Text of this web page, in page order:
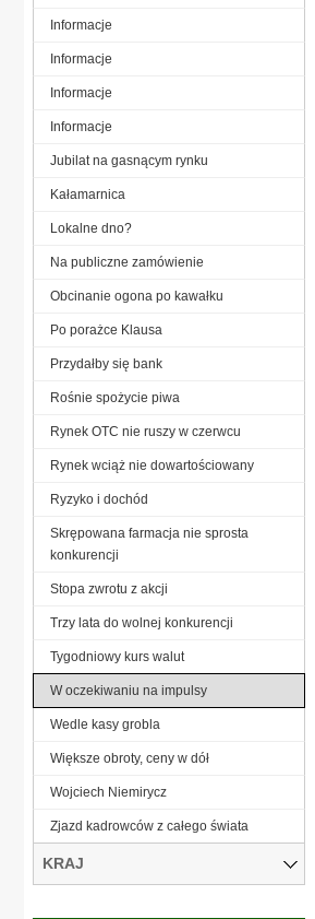
Informacje
Informacje
Informacje
Informacje
Jubilat na gasnącym rynku
Kałamarnica
Lokalne dno?
Na publiczne zamówienie
Obcinanie ogona po kawałku
Po porażce Klausa
Przydałby się bank
Rośnie spożycie piwa
Rynek OTC nie ruszy w czerwcu
Rynek wciąż nie dowartościowany
Ryzyko i dochód
Skrępowana farmacja nie sprosta
konkurencji
Stopa zwrotu z akcji
Trzy lata do wolnej konkurencji
Tygodniowy kurs walut
W oczekiwaniu na impulsy
Wedle kasy grobla
Większe obroty, ceny w dół
Wojciech Niemirycz
Zjazd kadrowców z całego świata
KRAJ